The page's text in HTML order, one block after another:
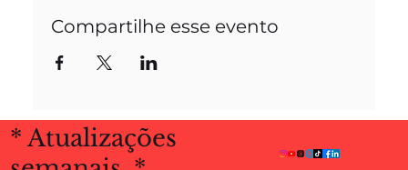
Compartilhe esse evento
* Atualizações